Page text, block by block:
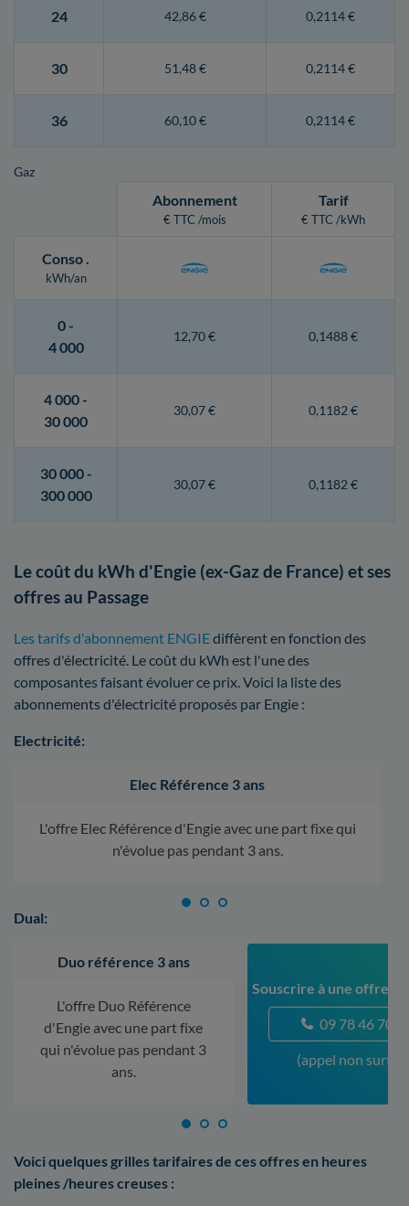
24 42,86 € 0,2114 €
30 51,48 € 0,2114 €
36 60,10 € 0,2114 €
Gaz
Abonnement
€ TTC /mois
Tarif
€ TTC /kWh
Conso.
kWh/an
0 -
4 000
12,70 € 0,1488 €
4 000 -
30 000
30,07 € 0,1182 €
30 000 -
300 000
30,07 € 0,1182 €
Le coût du kWh d'Engie (ex-Gaz de France) et ses
offres au Passage
Les tarifs d'abonnement ENGIEdiffèrent en fonction des
offres d'électricité. Le coût du kWh est l'une des
composantes faisant évoluer ce prix. Voici la liste des
abonnements d'électricité proposés par Engie :
Electricité:
Elec Référence 3 ans
L'offre Elec Référence d'Engie avec une part fixe qui
n'évolue pas pendant 3 ans.
Dual:
Duo référence 3 ans
L'offre Duo Référence
d'Engie avec une part fixe
qui n'évolue pas pendant 3
ans.
Souscrire à une offre au
09 78 46 70
(appel non
Voici quelques grilles tarifaires de ces offres en heures
pleines /heures creuses :